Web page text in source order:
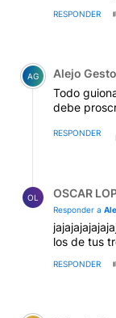
RESPONDER
Comentario de
AG Alejo Gesto
Todo
debe
RESPONDER
OL OSCAR
Responder a
los de tus
RESPONDER
Comentario de